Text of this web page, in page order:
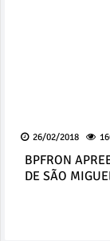
26/02/2018
BPFRON
DE SÃO